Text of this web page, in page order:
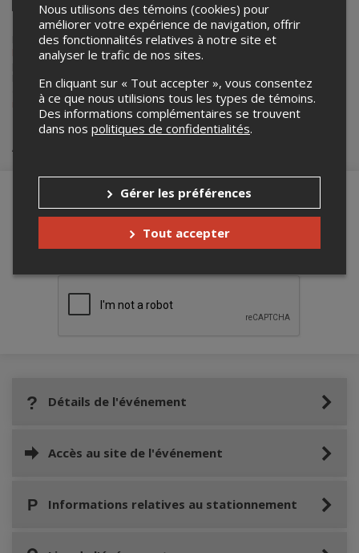
Facebook LinkedinPinterestEnvoyer
par
courriel
Lepointdevente.com agit à titre de mandataire pour Événements
Esportsdans le cadre de l’affichage en ligne et la vente de billets
pour ses événements.
Pour plus d’information à propos de cet événement, veuillez
contacter l’organisateur de l’événement, Événements Esports, à
info@evenementgaming.ca.
Achat de billets
Merci de confirmer que vous n'êtes pas un
robot ci-bas.
Détails de l'événement
Accès au site de l'événement
Informations relatives au stationnement
Nous utilisons des témoins (cookies) pour
améliorer votre expérience de navigation, offrir
des fonctionnalités relatives à notre site et
analyser le trafic de nos sites.
En cliquant sur « Tout accepter », vous consentez
à ce que nous utilisions tous les types de témoins.
Des informations complémentaires se trouvent
dans nos politiques de confidentialités.
Gérer les préférences
Tout accepter